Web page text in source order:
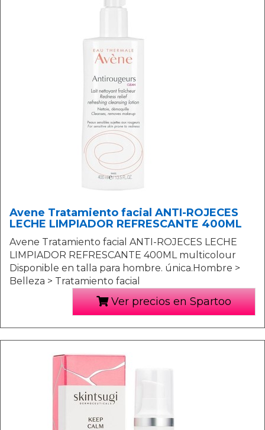
Avene Tratamiento facial ANTI-ROJECES
LECHE LIMPIADOR REFRESCANTE 400ML
Avene Tratamiento facial ANTI-ROJECES LECHE
LIMPIADOR REFRESCANTE 400ML multicolour
Disponible en talla para hombre. única.Hombre >
Belleza > Tratamiento facial
Ver precios en Spartoo